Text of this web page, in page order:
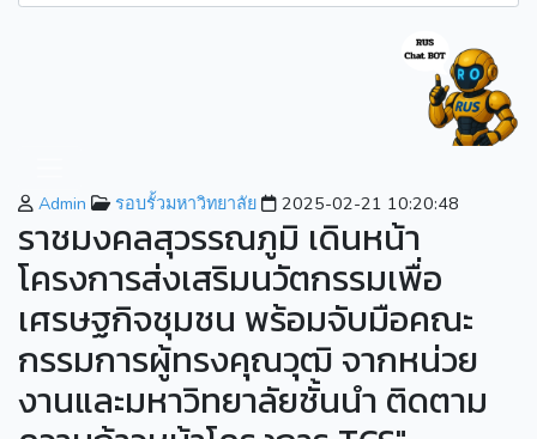
Admin รอบรั้วมหาวิทยาลัย 2025-02-21 10:20:48
ราชมงคลสุวรรณภูมิ เดินหน้า
โครงการส่งเสริมนวัตกรรมเพื่อ
เศรษฐกิจชุมชน พร้อมจับมือคณะ
กรรมการผู้ทรงคุณวุฒิ จากหน่วย
งานและมหาวิทยาลัยชั้นนำ ติดตาม